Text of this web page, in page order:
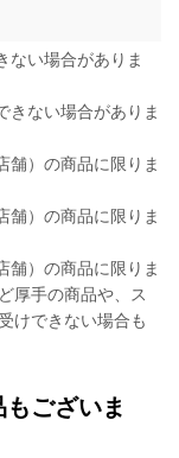
ない場合がありま
きない場合がありま
舗）の商品に限りま
舗）の商品に限りま
舗）の商品に限りま
厚手の商品や、ス
けできない場合も
ございま